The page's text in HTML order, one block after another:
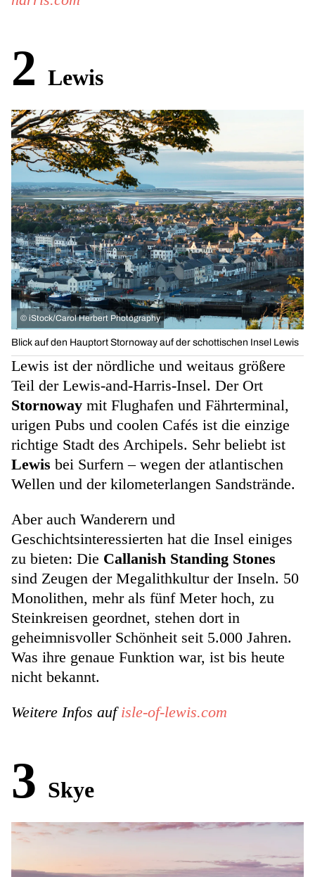
2 Lewis
© iStock/Carol Herbert Photography
Blick auf den Hauptort Stornoway auf der schottischen Insel Lewis
Lewis ist der nördliche und weitaus größere
Teil der Lewis-and-Harris-Insel. Der Ort
Stornoway mit Flughafen und Fährterminal,
urigen Pubs und coolen Cafés ist die einzige
richtige Stadt des Archipels. Sehr beliebt ist
Lewis bei Surfern – wegen der atlantischen
Wellen und der kilometerlangen Sandstrände.
Aber auch Wanderern und
Geschichtsinteressierten hat die Insel einiges
zu bieten: Die Callanish Standing Stones
sind Zeugen der Megalithkultur der Inseln. 50
Monolithen, mehr als fünf Meter hoch, zu
Steinkreisen geordnet, stehen dort in
geheimnisvoller Schönheit seit 5.000 Jahren.
Was ihre genaue Funktion war, ist bis heute
nicht bekannt.
Weitere Infos aufisle-of-lewis.com
3 Skye